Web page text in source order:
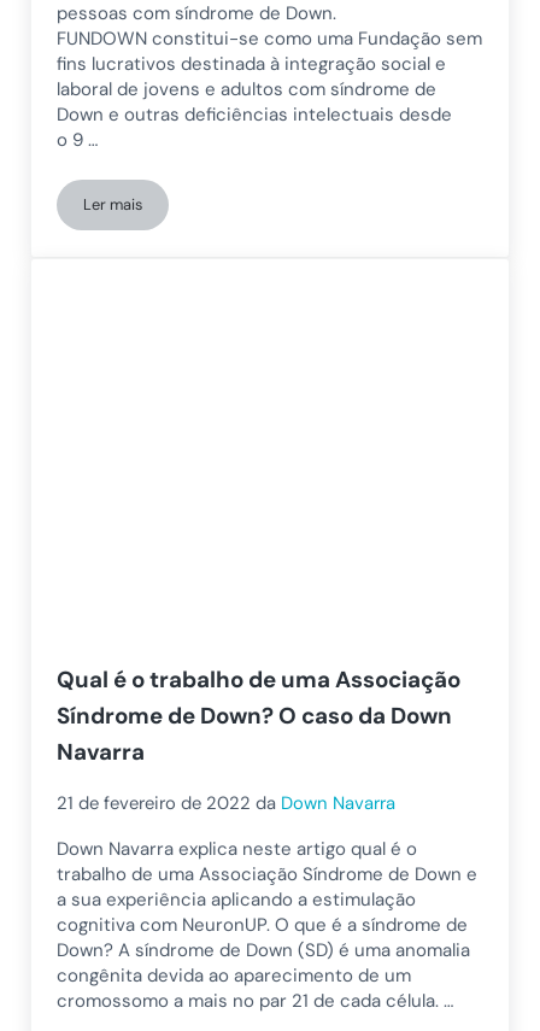
pessoas com síndrome de Down.
FUNDOWN constitui-se como uma Fundação sem
fins lucrativos destinada à integração social e
laboral de jovens e adultos com síndrome de
Down e outras deficiências intelectuais desde
o 9 …
Ler maisComo funciona uma Fundação Síndrome de Down?
Qual é o trabalho de uma Associação
Síndrome de Down? O caso da Down
Navarra
21 de fevereiro de 2022 da Down Navarra
Down Navarra explica neste artigo qual é o
trabalho de uma Associação Síndrome de Down e
a sua experiência aplicando a estimulação
cognitiva com NeuronUP. O que é a síndrome de
Down? A síndrome de Down (SD) é uma anomalia
congênita devida ao aparecimento de um
cromossomo a mais no par 21 de cada célula. …